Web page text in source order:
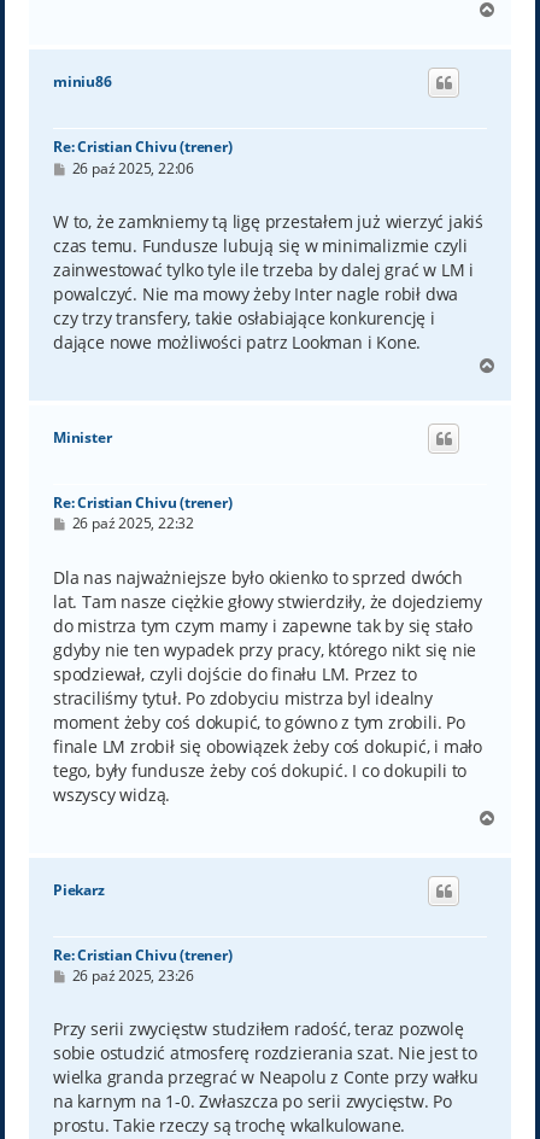
g
miniu86
Re: Cristian Chivu (trener)
P
t
26 paź 2025, 22:06
W to, że zamkniemy tą ligę przestałem już wierzyć jakiś
czas temu. Fundusze lubują się w minimalizmie czyli
zainwestować tylko tyle ile trzeba by dalej grać w LM i
powalczyć. Nie ma mowy żeby Inter nagle robił dwa
czy trzy transfery, takie osłabiające konkurencję i
dające nowe możliwości patrz Lookman i Kone.
g
Minister
Re: Cristian Chivu (trener)
P
t
26 paź 2025, 22:32
Dla nas najważniejsze było okienko to sprzed dwóch
lat. Tam nasze ciężkie głowy stwierdziły, że dojedziemy
do mistrza tym czym mamy i zapewne tak by się stało
gdyby nie ten wypadek przy pracy, którego nikt się nie
spodziewał, czyli dojście do finału LM. Przez to
straciliśmy tytuł. Po zdobyciu mistrza byl idealny
moment żeby coś dokupić, to gówno z tym zrobili. Po
finale LM zrobił się obowiązek żeby coś dokupić, i mało
tego, były fundusze żeby coś dokupić. I co dokupili to
wszyscy widzą.
g
Piekarz
Re: Cristian Chivu (trener)
P
t
26 paź 2025, 23:26
Przy serii zwycięstw studziłem radość, teraz pozwolę
sobie ostudzić atmosferę rozdzierania szat. Nie jest to
wielka granda przegrać w Neapolu z Conte przy wałku
na karnym na 1-0. Zwłaszcza po serii zwycięstw. Po
prostu. Takie rzeczy są trochę wkalkulowane.